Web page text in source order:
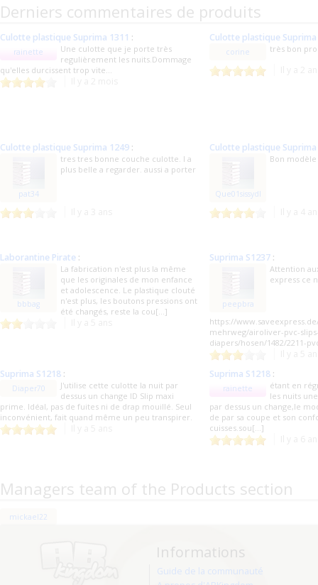
Derniers commentaires de produits
Culotte plastique Suprima 1311 :
rainette
Une culotte que je porte très
regulièrement les nuits.Dommage
qu'elles durcissent trop vite...
Culotte plastique Suprima
corine très bon
Culotte plastique Suprima 1249 :
pat34
tres tres bonne couche culotte. l a
plus belle a regarder. aussi a porter
Culotte plastique Suprima
Que01sissydl
Bon
Laborantine Pirate :
bbbag
La fabrication n'est plus la même
que les originales de mon enfance
et adolescence. Le plastique clouté
n'est plus, les boutons pressions ont
été changés, reste la cou[...]
Suprima S1237 :
peepbra
Attention
express ce
https://
mehrweg/airoliver-pvc-
diapers/hosen/1482/2211-
Suprima S1218 :
Diaper70
J'utilise cette culotte la nuit par
dessus un change ID Slip maxi
prime. Idéal, pas de fuites ni de drap mouillé. Seul
inconvénient, fait quand même un peu transpirer.
Suprima S1218 :
rainette
étant en
les nuits
par dessus un change,le
de par sa coupe et son
cuisses.sou[...]
Managers team of the Products section
mickael22
Informations
Guide de la communauté